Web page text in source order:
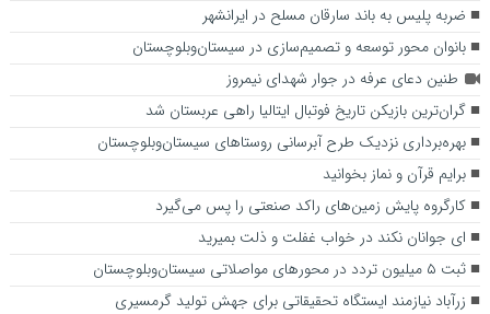
ضربه پلیس به باند سارقان مسلح در ایرانشهر
بانوان محور توسعه و تصمیم‌سازی در سیستان‌وبلوچستان
طنین دعای عرفه در جوار شهدای نیمروز
گران‌ترین بازیکن تاریخ فوتبال ایتالیا راهی عربستان شد
بهره‌برداری نزدیک طرح آبرسانی روستاهای سیستان‌وبلوچستان
برایم قرآن و نماز بخوانید
کارگروه پایش زمین‌های راکد صنعتی را پس می‌گیرد
ای جوانان نکند در خواب غفلت و ذلت بمیرید
ثبت ۵ میلیون تردد در محورهای مواصلاتی سیستان‌وبلوچستان
زرآباد نیازمند ایستگاه تحقیقاتی برای جهش تولید گرمسیری